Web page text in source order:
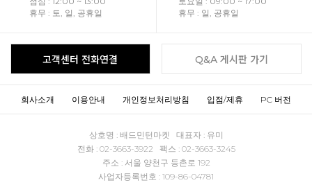
휴무 : 토, 일, 공휴일
휴무 : 일, 공휴일
고객센터 전화연결 Q&A 게시판 가기
회사소개 이용안내 개인정보처리방침 입점/제휴 PC 버전
상호명 : 배드민턴마켓 대표자 : 유미
전화 : 02-3663-3922 팩스 : 02-3663-3245
주소 : 서울 양천구 등촌로 192
사업자등록번호 : 109-86-04781